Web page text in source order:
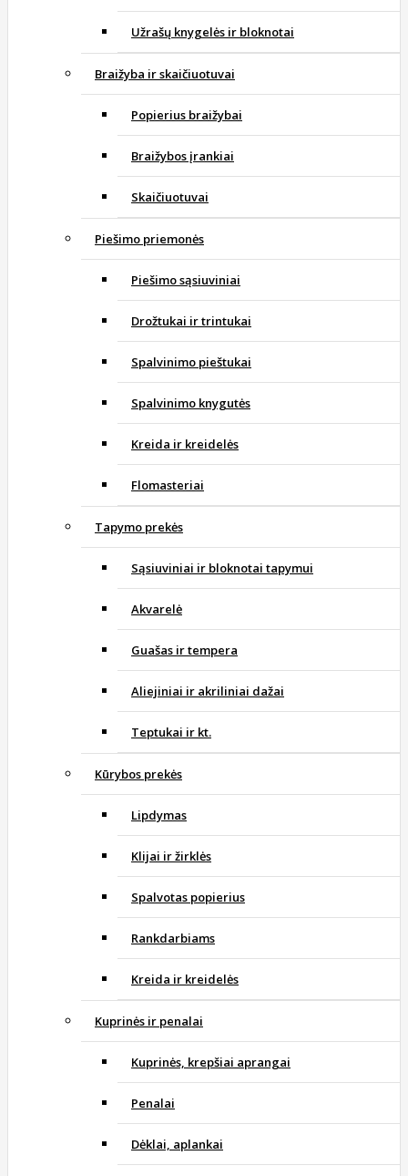
Užrašų knygelės ir bloknotai
Braižyba ir skaičiuotuvai
Popierius braižybai
Braižybos įrankiai
Skaičiuotuvai
Piešimo priemonės
Piešimo sąsiuviniai
Drožtukai ir trintukai
Spalvinimo pieštukai
Spalvinimo knygutės
Kreida ir kreidelės
Flomasteriai
Tapymo prekės
Sąsiuviniai ir bloknotai tapymui
Akvarelė
Guašas ir tempera
Aliejiniai ir akriliniai dažai
Teptukai ir kt.
Kūrybos prekės
Lipdymas
Klijai ir žirklės
Spalvotas popierius
Rankdarbiams
Kreida ir kreidelės
Kuprinės ir penalai
Kuprinės, krepšiai aprangai
Penalai
Dėklai, aplankai